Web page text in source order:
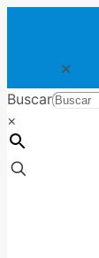
✕
Buscar
×